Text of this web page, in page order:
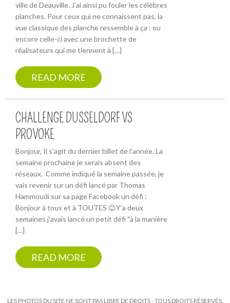
ville de Deauville. J’ai ainsi pu fouler les célèbres
planches. Pour ceux qui ne connaissent pas, la
vue classique des planche ressemble à ça : ou
encore celle-ci avec une brochette de
réalisateurs qui me tiennent à […]
READ MORE
CHALLENGE DUSSELDORF VS
PROVOKE
Bonjour, Il s’agit du dernier billet de l’année. La
semaine prochaine je serais absent des
réseaux. Comme indiqué la semaine passée, je
vais revenir sur un défi lancé par Thomas
Hammoudi sur sa page Facebook un défi :
Bonjour à tous et à TOUTES 😉Y'a deux
semaines j'avais lancé un petit défi "à la manière
[…]
READ MORE
LES PHOTOS DU SITE NE SONT PAS LIBRE DE DROITS - TOUS DROITS RÉSERVÉS.